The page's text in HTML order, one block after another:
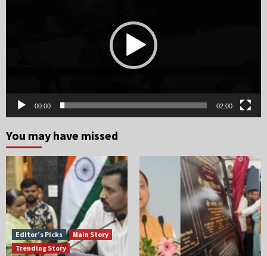
00:00 02:00
You may have missed
Editor’s Picks
Main Story
Trending Story